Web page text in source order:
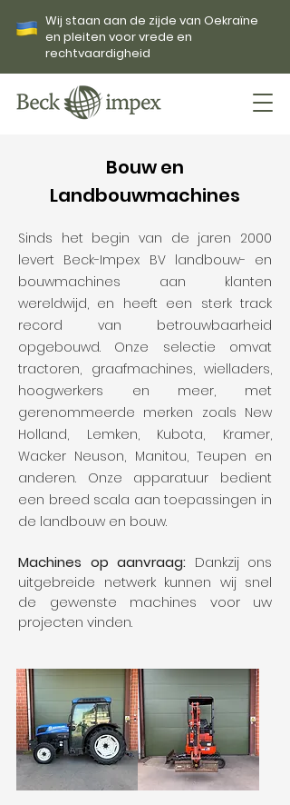
Wij staan aan de zijde van Oekraïne
en pleiten voor vrede en
rechtvaardigheid
Bouw en
Landbouwmachines
Sinds het begin van de jaren 2000
levert Beck-Impex BV landbouw- en
bouwmachines aan klanten
wereldwijd, en heeft een sterk track
record van betrouwbaarheid
opgebouwd. Onze selectie omvat
tractoren, graafmachines, wielladers,
hoogwerkers en meer, met
gerenommeerde merken zoals New
Holland, Lemken, Kubota, Kramer,
Wacker Neuson, Manitou, Teupen en
anderen. Onze apparatuur bedient
een breed scala aan toepassingen in
de landbouw en bouw.
Machines op aanvraag: Dankzij ons
uitgebreide netwerk kunnen wij snel
de gewenste machines voor uw
projecten vinden.